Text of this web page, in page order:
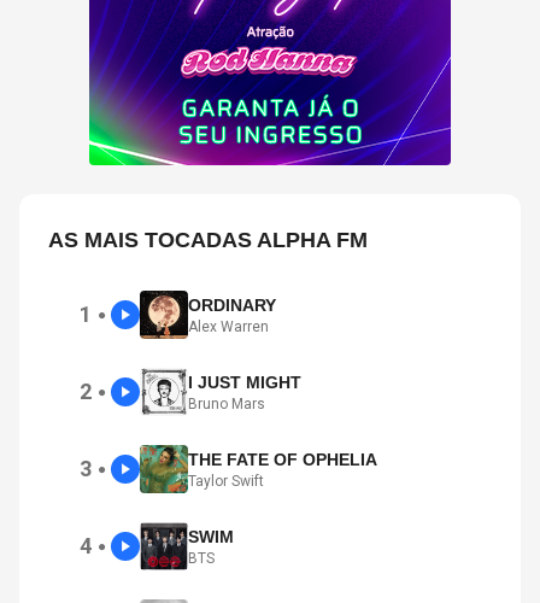
AS MAIS TOCADAS ALPHA FM
1 ● ORDINARY
Alex Warren
2 ● I JUST MIGHT
Bruno Mars
3 ● THE FATE OF OPHELIA
Taylor Swift
4 ● SWIM
BTS